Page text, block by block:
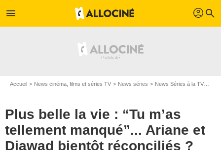
menu profil search
Accueil News cinéma, films et séries TV News séries News Séries à la TV
Plus belle la vie : “Tu m’as
tellement manqué”... Ariane et
Djawad bientôt réconciliés ?